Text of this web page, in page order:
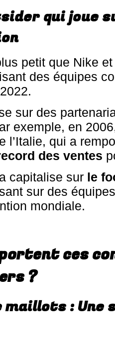
qui joue
petit que Nike
des équipes
sur des
exemple, en
l’Italie, qui a
des ventes
capitalise sur le
sur des
mondiale.
ces
?
maillots : Une